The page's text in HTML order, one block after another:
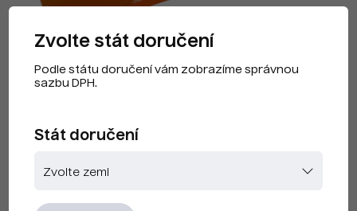
Zvolte stát doručení
Podle státu doručení vám zobrazíme správnou
sazbu DPH.
Stát doručení